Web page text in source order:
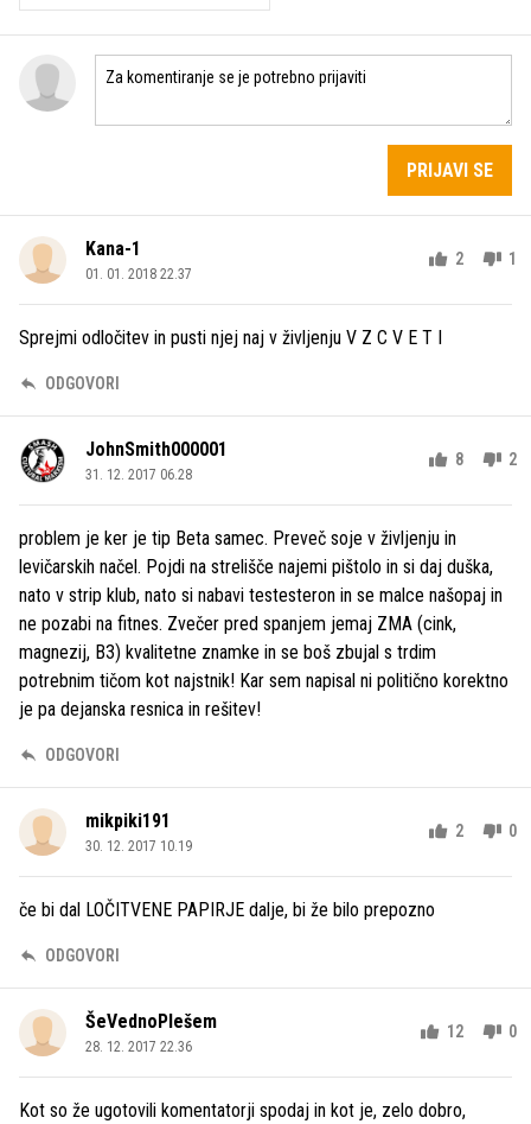
PRIJAVI SE
Kana-1
01. 01. 2018 22.37
2 1
Sprejmi odločitev in pusti njej naj v življenju V Z C V E T I
ODGOVORI
JohnSmith000001
31. 12. 2017 06.28
8 2
problem je ker je tip Beta samec. Preveč soje v življenju in
levičarskih načel. Pojdi na strelišče najemi pištolo in si daj duška,
nato v strip klub, nato si nabavi testesteron in se malce našopaj in
ne pozabi na fitnes. Zvečer pred spanjem jemaj ZMA (cink,
magnezij, B3) kvalitetne znamke in se boš zbujal s trdim
potrebnim tičom kot najstnik! Kar sem napisal ni politično korektno
je pa dejanska resnica in rešitev!
ODGOVORI
mikpiki191
30. 12. 2017 10.19
2 0
če bi dal LOČITVENE PAPIRJE dalje, bi že bilo prepozno
ODGOVORI
ŠeVednoPlešem
28. 12. 2017 22.36
12 0
Kot so že ugotovili komentatorji spodaj in kot je, zelo dobro,